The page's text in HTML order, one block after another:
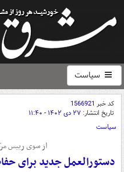
سیاست
کد خبر 1566921
تاریخ انتشار: ۲۷ دی ۱۴۰۲ - ۱۱:۴۰
سیاست
از سوی رییس
دستورالعمل جدید برای